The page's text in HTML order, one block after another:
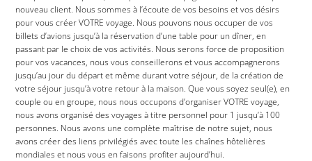
nouveau client. Nous sommes à l’écoute de vos besoins et vos désirs
pour vous créer VOTRE voyage. Nous pouvons nous occuper de vos
billets d’avions jusqu’à la réservation d’une table pour un dîner, en
passant par le choix de vos activités. Nous serons force de proposition
pour vos vacances, nous vous conseillerons et vous accompagnerons
jusqu’au jour du départ et même durant votre séjour, de la création de
votre séjour jusqu’à votre retour à la maison. Que vous soyez seul(e), en
couple ou en groupe, nous nous occupons d’organiser VOTRE voyage,
nous avons organisé des voyages à titre personnel pour 1 jusqu’à 100
personnes. Nous avons une complète maîtrise de notre sujet, nous
avons créer des liens privilégiés avec toute les chaînes hôtelières
mondiales et nous vous en faisons profiter aujourd’hui.